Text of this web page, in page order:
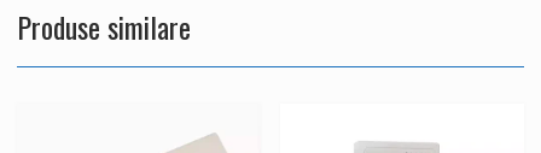
Produse similare